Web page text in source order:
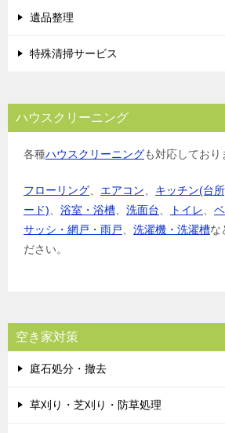
遺品整理
特殊清掃サービス
ハウスクリーニング
各種ハウスクリーニングも対応しており
フローリング エアコン キッチン(台
ード)
浴室・浴槽 洗面台 トイレ
サッシ・網戸・雨戸
洗濯機・洗濯槽な
ださい。
空き家対策
庭石処分・撤去
草刈り・芝刈り・防草処理